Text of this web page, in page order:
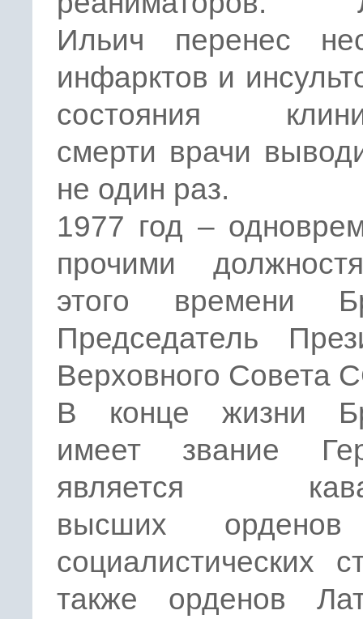
Ильич перенес
инфарктов и
состояния
смерти врачи
не один раз.
1977 год –
прочими
этого времени
Председатель
Верховного Совета
В конце жизни
имеет звание
является
высших
социалистических
также орденов